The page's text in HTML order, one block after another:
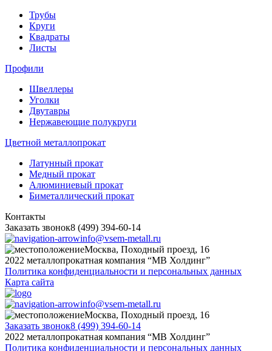
Трубы
Круги
Квадраты
Листы
Профили
Швеллеры
Уголки
Двутавры
Нержавеющие полукруги
Цветной металлопрокат
Латунный прокат
Медный прокат
Алюминиевый прокат
Биметаллический прокат
Контакты
Заказать звонок8 (499) 394-60-14
info@vsem-metall.ru
Москва, Походный проезд, 16
2022 металлопрокатная компания “MB Холдинг”
Политика конфиденциальности и персональных данных
Карта сайта
info@vsem-metall.ru
Москва, Походный проезд, 16
Заказать звонок8 (499) 394-60-14
2022 металлопрокатная компания “MB Холдинг”
Политика конфиденциальности и персональных данных